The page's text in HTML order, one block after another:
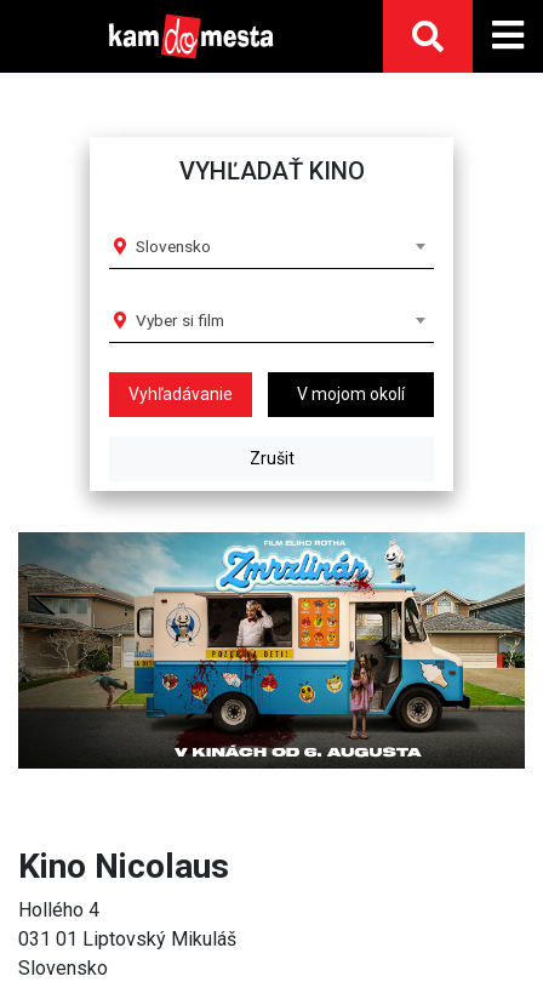
VYHĽADAŤ KINO
Slovensko
Vyber si film
V mojom okolí
Previous Next
Kino Nicolaus
Hollého 4
031 01 Liptovský Mikuláš
Slovensko